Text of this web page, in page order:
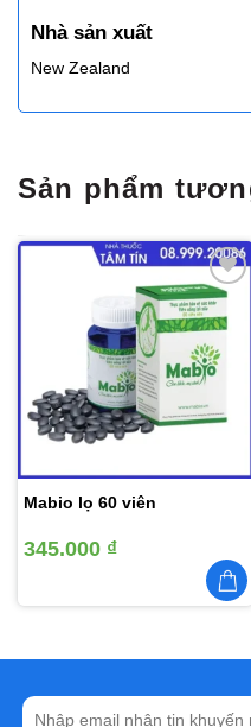
Nhà sản xuất
New Zealand
Sản phẩm
Thêm
vào
yêu
thích
Mabio lọ 60 viên
345.000 ₫